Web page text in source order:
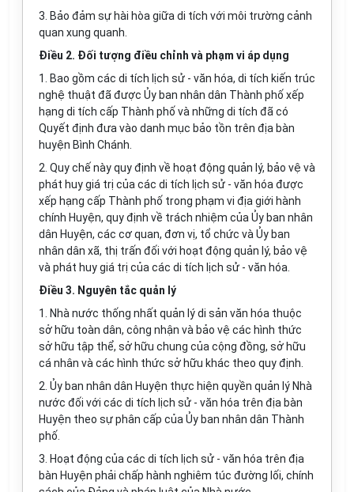
3. Bảo đảm sự hài hòa giữa di tích với môi trường cảnh
quan xung quanh.
Điều 2. Đối tượng điều chỉnh và phạm vi áp dụng
1. Bao gồm các di tích lịch sử - văn hóa, di tích kiến trúc
nghệ thuật đã được Ủy ban nhân dân Thành phố xếp
hạng di tích cấp Thành phố và những di tích đã có
Quyết định đưa vào danh mục bảo tồn trên địa bàn
huyện Bình Chánh.
2. Quy chế này quy định về hoạt động quản lý, bảo vệ và
phát huy giá trị của các di tích lịch sử - văn hóa được
xếp hạng cấp Thành phố trong phạm vi địa giới hành
chính Huyện, quy định về trách nhiệm của Ủy ban nhân
dân Huyện, các cơ quan, đơn vị, tổ chức và Ủy ban
nhân dân xã, thị trấn đối với hoạt động quản lý, bảo vệ
và phát huy giá trị của các di tích lịch sử - văn hóa.
Điều 3. Nguyên tắc quản lý
1. Nhà nước thống nhất quản lý di sản văn hóa thuộc
sở hữu toàn dân, công nhận và bảo vệ các hình thức
sở hữu tập thể, sở hữu chung của cộng đồng, sở hữu
cá nhân và các hình thức sở hữu khác theo quy định.
2. Ủy ban nhân dân Huyện thực hiện quyền quản lý Nhà
nước đối với các di tích lịch sử - văn hóa trên địa bàn
Huyện theo sự phân cấp của Ủy ban nhân dân Thành
phố.
3. Hoạt động của các di tích lịch sử - văn hóa trên địa
bàn Huyện phải chấp hành nghiêm túc đường lối, chính